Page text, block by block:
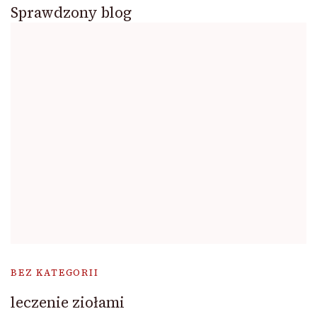
Sprawdzony blog
BEZ KATEGORII
leczenie ziołami